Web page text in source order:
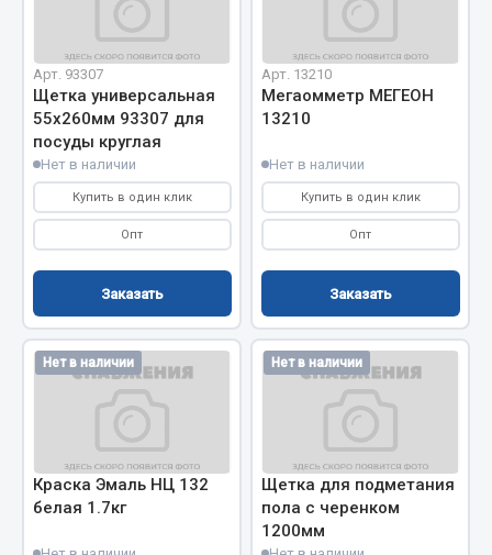
Цепи подъёмные
Весь раздел
РТИ
Манжеты
Паронит
Показать ещё
Весь раздел
Арт. 93307
Щетка универсальная
55х260мм 93307 для
посуды круглая
Нет в наличии
Купить в один клик
Опт
Заказать
Арт. 13210
Мегаомметр МЕГЕОН
13210
Нет в наличии
Купить в один клик
Опт
Заказать
Нет в наличии
Краска Эмаль НЦ 132
белая 1.7кг
Нет в наличии
Щетка для подметания
пола с черенком
1200мм